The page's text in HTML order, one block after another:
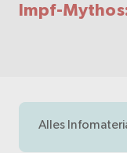
Impf-
Alles